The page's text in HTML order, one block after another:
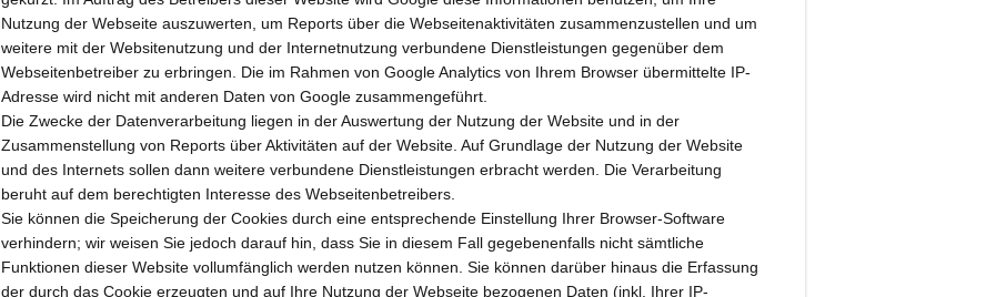
Nutzung der Webseite auszuwerten, um Reports über die Webseitenaktivitäten zusammenzustellen und um
weitere mit der Websitenutzung und der Internetnutzung verbundene Dienstleistungen gegenüber dem
Webseitenbetreiber zu erbringen. Die im Rahmen von Google Analytics von Ihrem Browser übermittelte IP-
Adresse wird nicht mit anderen Daten von Google zusammengeführt.
Die Zwecke der Datenverarbeitung liegen in der Auswertung der Nutzung der Website und in der
Zusammenstellung von Reports über Aktivitäten auf der Website. Auf Grundlage der Nutzung der Website
und des Internets sollen dann weitere verbundene Dienstleistungen erbracht werden. Die Verarbeitung
beruht auf dem berechtigten Interesse des Webseitenbetreibers.
Sie können die Speicherung der Cookies durch eine entsprechende Einstellung Ihrer Browser-Software
verhindern; wir weisen Sie jedoch darauf hin, dass Sie in diesem Fall gegebenenfalls nicht sämtliche
Funktionen dieser Website vollumfänglich werden nutzen können. Sie können darüber hinaus die Erfassung
der durch das Cookie erzeugten und auf Ihre Nutzung der Webseite bezogenen Daten (inkl. Ihrer IP-